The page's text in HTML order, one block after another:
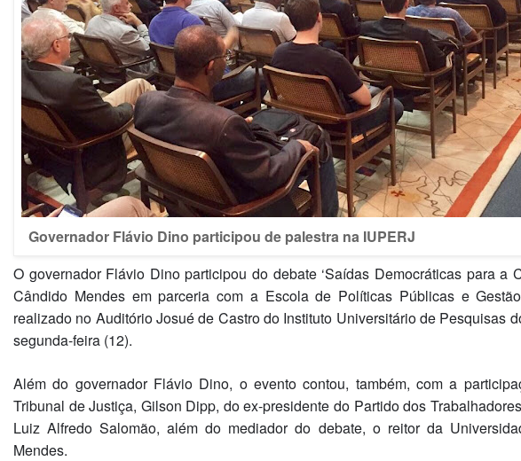
Governador Flávio Dino participou de palestra na IUPERJ
O governador Flávio Dino participou do debate ‘Saídas Democráticas para a
Cândido Mendes em parceria com a Escola de Políticas Públicas e
realizado no Auditório Josué de Castro do Instituto Universitário de Pesquisas
segunda-feira (12).
Além do governador Flávio Dino, o evento contou, também, com a
Tribunal de Justiça, Gilson Dipp, do ex-presidente do Partido dos
Luiz Alfredo Salomão, além do mediador do debate, o reitor da
Mendes.